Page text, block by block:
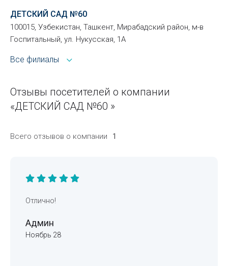
ДЕТСКИЙ САД №60
100015, Узбекистан, Ташкент, Мирабадский район, м-в
Госпитальный, ул. Нукусская, 1А
Все филиалы
Отзывы посетителей о компании
«ДЕТСКИЙ САД №60 »
Всего отзывов о компании 1
Отлично!
Админ
Ноябрь 28